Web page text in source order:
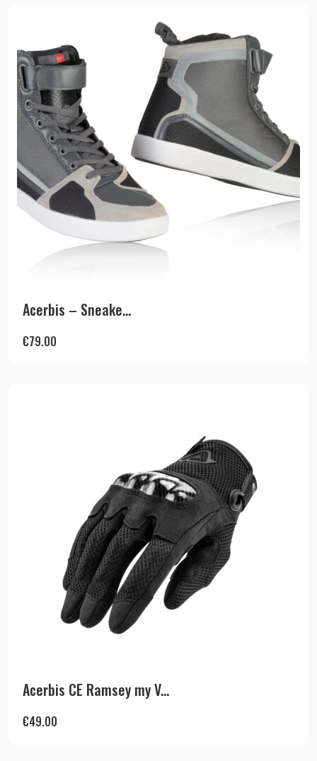
Acerbis – Sneake...
€79.00
Acerbis CE Ramsey my V...
€49.00